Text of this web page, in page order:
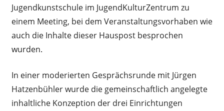
Jugendkunstschule im JugendKulturZentrum zu
einem Meeting, bei dem Veranstaltungsvorhaben wie
auch die Inhalte dieser Hauspost besprochen
wurden.
In einer moderierten Gesprächsrunde mit Jürgen
Hatzenbühler wurde die gemeinschaftlich angelegte
inhaltliche Konzeption der drei Einrichtungen